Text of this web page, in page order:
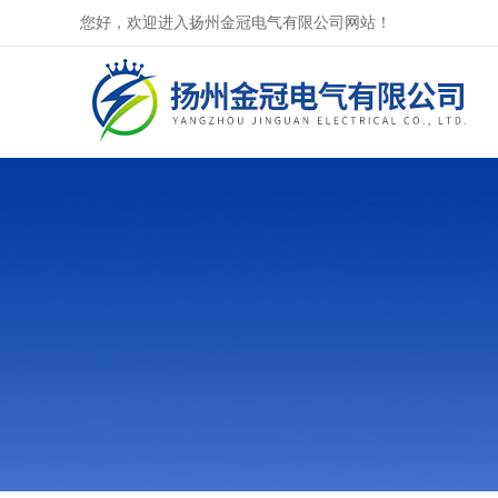
您好，欢迎进入扬州金冠电气有限公司网站！